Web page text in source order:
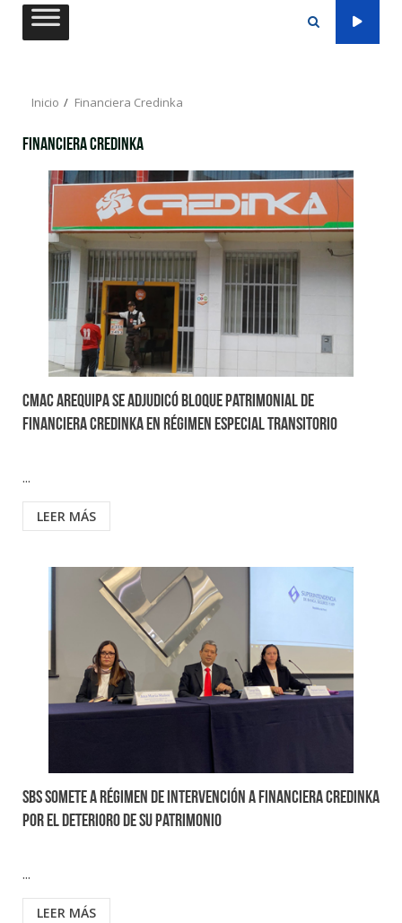
Saltar
Inicio Financiera Credinka
Financiera Credinka
CMAC Arequipa se adjudicó bloque patrimonial de
Financiera Credinka en Régimen Especial Transitorio
...
LEER MÁS
SBS somete a Régimen de Intervención a Financiera Credinka
por el deterioro de su patrimonio
...
LEER MÁS